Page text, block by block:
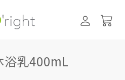
乳400mL